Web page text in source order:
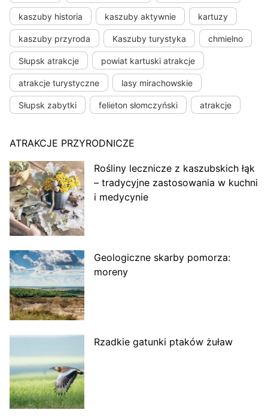
kaszuby historia kaszuby aktywnie kartuzy
kaszuby przyroda Kaszuby turystyka chmielno
Słupsk atrakcje powiat kartuski atrakcje
atrakcje turystyczne lasy mirachowskie
Słupsk zabytki felieton słomczyński atrakcje
ATRAKCJE PRZYRODNICZE
Rośliny lecznicze z kaszubskich łąk
– tradycyjne zastosowania w kuchni
i medycynie
Geologiczne skarby pomorza:
moreny
Rzadkie gatunki ptaków żuław